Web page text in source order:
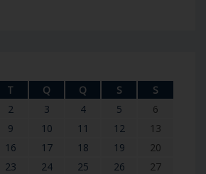
T Q Q S S
2 3 4 5
6
9 10 11 12
13
16 17 18 19
20
23 24 25 26
27